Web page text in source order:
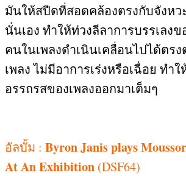
มันให้สปีดที่สอดคล้องตรงกับจังหว
นั่นเอง ทำให้ท่วงลีลาการบรรเลง
คนในเพลงดำเนินเคลื่อนไปได้ตร
เพลง ไม่มีอาการเร่งหรือเฉื่อย ทำ
อรรถรสของเพลงออกมาเต็มๆ
อัลบั้ม : Byron Janis plays
At An Exhibition (DSF64)